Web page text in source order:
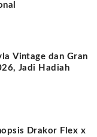
Vintage dan Gran
Jadi Hadiah
Drakor Flex x